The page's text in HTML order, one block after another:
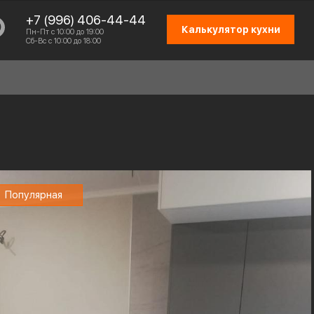
+7 (996) 406-44-44
Пн-Пт с 10:00 до 19:00
Сб-Вс с 10:00 до 18:00
Калькулятор кухни
СХЕМА РАБОТЫ
ОТЗЫВЫ КЛИЕНТОВ
Популярная